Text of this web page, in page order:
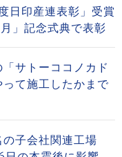
印産連表彰」受賞
」記念式典で表彰
サトーココノカド
て施工したかまで
子会社関連工場